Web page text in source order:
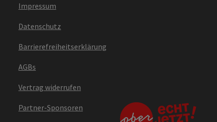
Impressum
Datenschutz
Barrierefreiheitserklärung
AGBs
Vertrag widerrufen
Partner-Sponsoren